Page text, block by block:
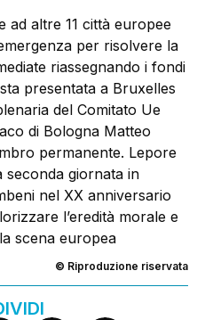
ad altre 11 città europee
per risolvere la
riassegnando i fondi
presentata a Bruxelles
del Comitato Ue
di Bologna Matteo
permanente. Lepore
seconda giornata in
nel XX anniversario
l’eredità morale e
scena europea
© Riproduzione riservata